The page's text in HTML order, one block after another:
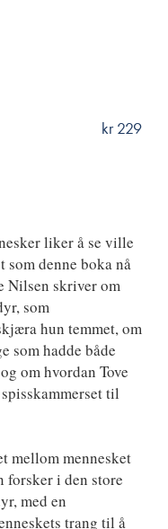
kr 229
liker å se ville
denne boka nå
Nilsen skriver om
som
hun temmet, om
som hadde både
om hvordan Tove
til
mellom mennesket
forsker i den store
med en
trang til å